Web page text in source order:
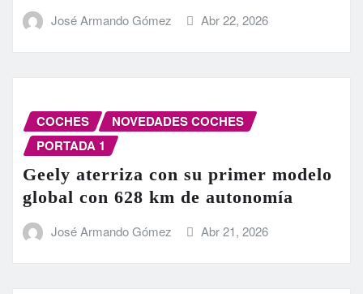
José Armando Gómez Abr 22, 2026
COCHES
NOVEDADES COCHES
PORTADA 1
Geely aterriza con su primer modelo
global con 628 km de autonomía
José Armando Gómez Abr 21, 2026